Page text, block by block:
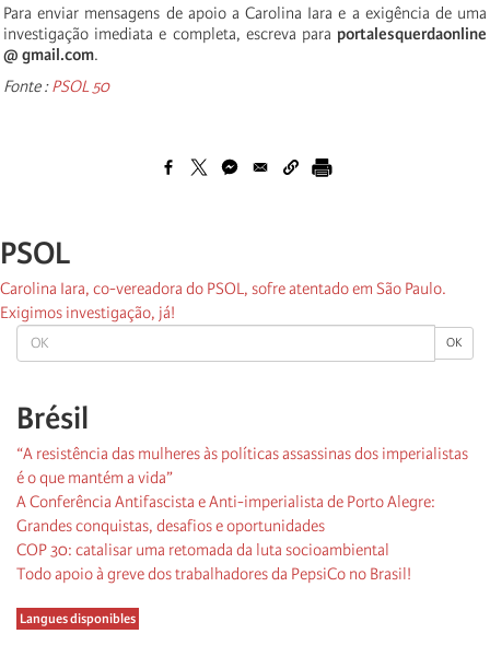
OK OK
Brésil
“A resistência das mulheres às políticas assassinas dos imperialistas
é o que mantém a vida”
A Conferência Antifascista e Anti-imperialista de Porto Alegre:
Grandes conquistas, desafios e oportunidades
COP 30: catalisar uma retomada da luta socioambiental
Todo apoio à greve dos trabalhadores da PepsiCo no Brasil!
Langues disponibles
Para enviar mensagens de apoio a Carolina Iara e a exigência de uma
investigação imediata e completa, escreva para portalesquerdaonline
@ gmail.com.
Fonte :PSOL 50
PSOL
Carolina Iara, co-vereadora do PSOL, sofre atentado em São Paulo.
Exigimos investigação, já!